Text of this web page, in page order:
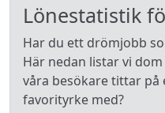
Lönestatistik
Har du ett drömjobb
Här nedan listar vi
våra besökare tittar på
favorityrke med?